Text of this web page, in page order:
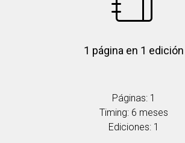
1 página en 1 edición
Páginas: 1
Timing: 6 meses
Ediciones: 1